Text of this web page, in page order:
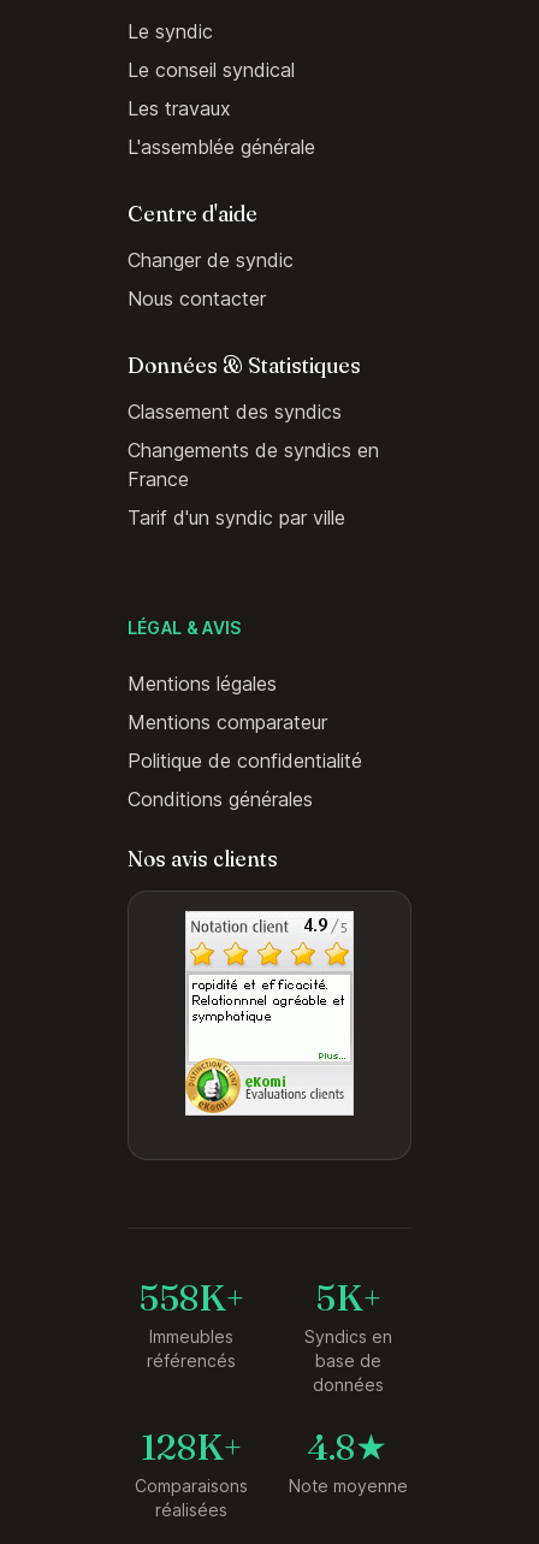
Le syndic
Le conseil syndical
Les travaux
L'assemblée générale
Centre d'aide
Changer de syndic
Nous contacter
Données & Statistiques
Classement des syndics
Changements de syndics en
France
Tarif d'un syndic par ville
LÉGAL & AVIS
Mentions légales
Mentions comparateur
Politique de confidentialité
Conditions générales
Nos avis clients
558K+
Immeubles
référencés
5K+
Syndics en
base de
données
128K+
Comparaisons
réalisées
4.8★
Note moyenne